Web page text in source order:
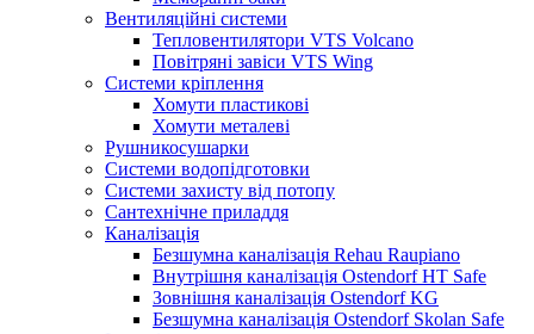
Вентиляційні системи
Тепловентилятори VTS Volcano
Повітряні завіси VTS Wing
Системи кріплення
Хомути пластикові
Хомути металеві
Рушникосушарки
Системи водопідготовки
Системи захисту від потопу
Сантехнічне приладдя
Каналізація
Безшумна каналізація Rehau Raupiano
Внутрішня каналізація Ostendorf HT Safe
Зовнішня каналізація Ostendorf KG
Безшумна каналізація Ostendorf Skolan Safe